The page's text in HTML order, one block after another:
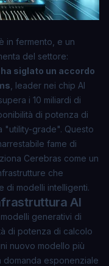
in fermento, e un
del settore:
siglato un accordo
, leader nei chip AI
i 10 miliardi di
di potenza di
"utility-grade". Questo
fame di
Cerebras come un
che
di modelli intelligenti.
AI
generativi di
di potenza di calcolo
nuovo modello più
domanda esponenziale